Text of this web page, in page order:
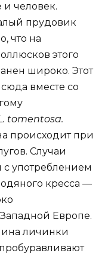
человек.
прудовик
что на
этого
широко. Этот
вместе со
tomentosa.
происходит при
Случаи
с употреблением
кресса —
Европе.
личинки